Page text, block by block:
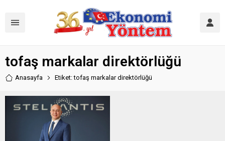
tofaş markalar direktörlüğü
Anasayfa Etiket: tofaş markalar direktörlüğü